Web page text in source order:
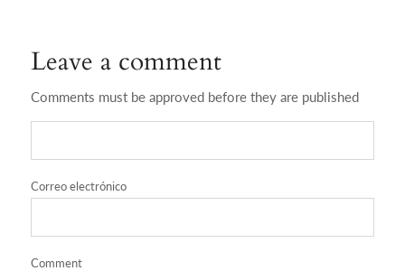
Leave a comment
Comments must be approved before they are published
Correo electrónico
Comment